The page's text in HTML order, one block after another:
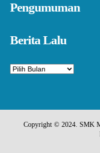
Pengumuman
Berita Lalu
Arsip
Copyright © 2024. SMK